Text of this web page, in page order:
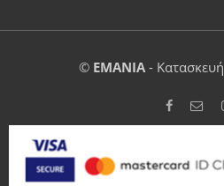
© EMANIA- Κατασκευή